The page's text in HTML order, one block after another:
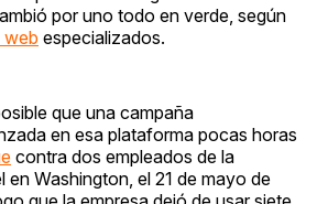
por uno todo en verde, según
web especializados.
que una campaña
en esa plataforma pocas horas
contra dos empleados de la
en Washington, el 21 de mayo de